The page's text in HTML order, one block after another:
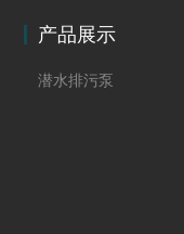
产品展示
潜水排污泵